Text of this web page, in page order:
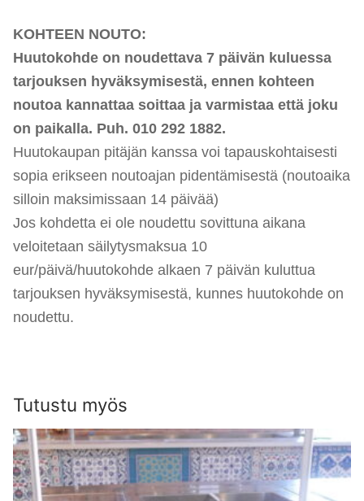
KOHTEEN NOUTO:
Huutokohde on noudettava 7 päivän kuluessa
tarjouksen hyväksymisestä, ennen kohteen
noutoa kannattaa soittaa ja varmistaa että joku
on paikalla. Puh. 010 292 1882.
Huutokaupan pitäjän kanssa voi tapauskohtaisesti
sopia erikseen noutoajan pidentämisestä (noutoaika
silloin maksimissaan 14 päivää)
Jos kohdetta ei ole noudettu sovittuna aikana
veloitetaan säilytysmaksua 10
eur/päivä/huutokohde alkaen 7 päivän kuluttua
tarjouksen hyväksymisestä, kunnes huutokohde on
noudettu.
Tutustu myös